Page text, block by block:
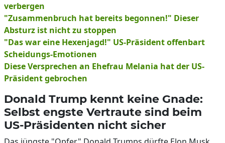
verbergen
"Zusammenbruch hat bereits begonnen!" Dieser
Absturz ist nicht zu stoppen
"Das war eine Hexenjagd!" US-Präsident offenbart
Scheidungs-Emotionen
Diese Versprechen an Ehefrau Melania hat der US-
Präsident gebrochen
Donald Trump kennt keine Gnade:
Selbst engste Vertraute sind beim
US-Präsidenten nicht sicher